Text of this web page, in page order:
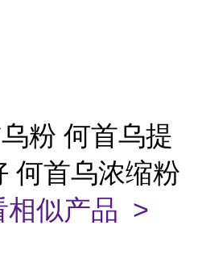
粉 何首乌提
何首乌浓缩粉
相似产品 >